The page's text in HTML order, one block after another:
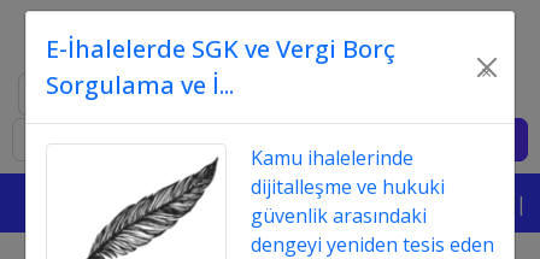
|||
E-İhalelerde SGK ve Vergi Borç
Sorgulama ve İ...
×
Kamu ihalelerinde
dijitalleşme ve hukuki
güvenlik arasındaki
dengeyi yeniden tesis eden